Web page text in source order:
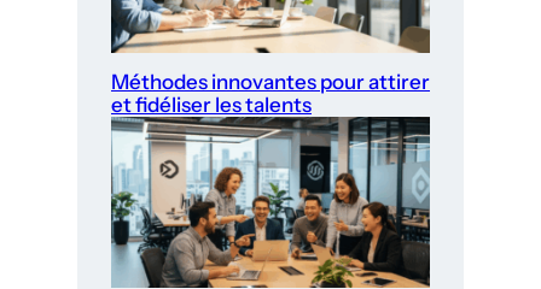
Méthodes innovantes pour attirer
et fidéliser les talents